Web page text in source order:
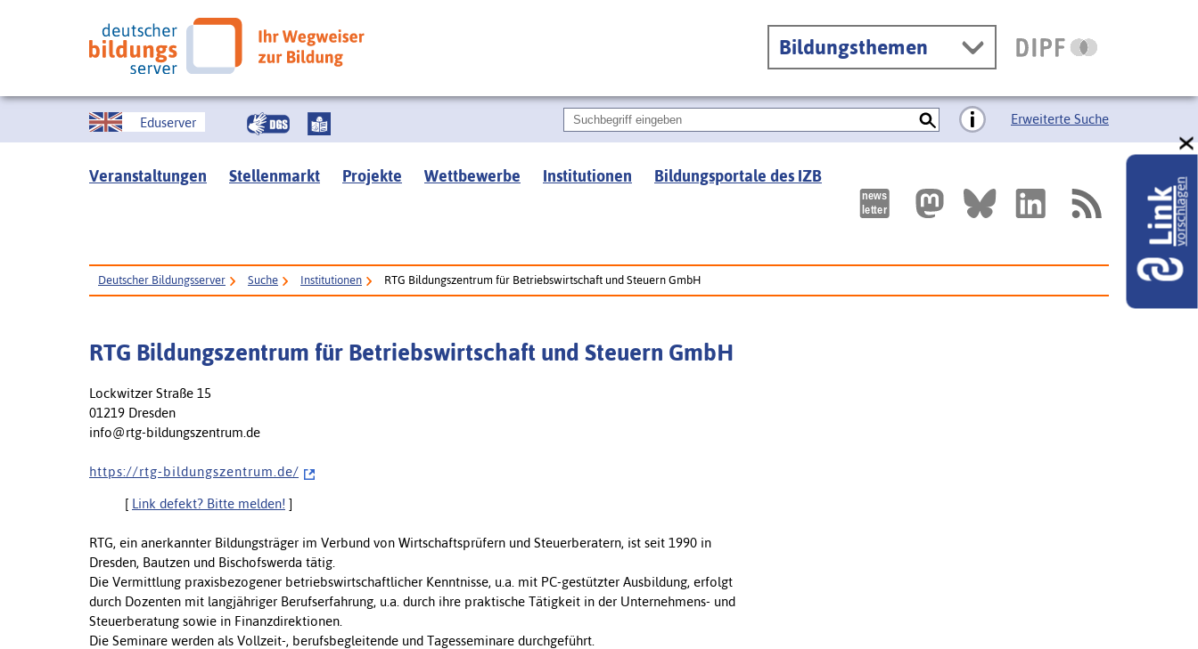
Bildungsthemen
Eduserver Erweiterte Suche
Veranstaltungen Stellenmarkt Projekte Wettbewerbe Institutionen Bildungsportale des IZB
Deutscher Bildungsserver Suche Institutionen RTG Bildungszentrum für Betriebswirtschaft und Steuern GmbH
RTG Bildungszentrum für Betriebswirtschaft und Steuern GmbH
Lockwitzer Straße 15
01219 Dresden
info@rtg-bildungszentrum.de
h t t p s : / / r t g - b i l d u n g s z e n t r u m . d e /
[ Link defekt? Bitte melden! ]
RTG, ein anerkannter Bildungsträger im Verbund von Wirtschaftsprüfern und Steuerberatern, ist seit 1990 in
Dresden, Bautzen und Bischofswerda tätig.
Die Vermittlung praxisbezogener betriebswirtschaftlicher Kenntnisse, u.a. mit PC-gestützter Ausbildung, erfolgt
durch Dozenten mit langjähriger Berufserfahrung, u.a. durch ihre praktische Tätigkeit in der Unternehmens- und
Steuerberatung sowie in Finanzdirektionen.
Die Seminare werden als Vollzeit-, berufsbegleitende und Tagesseminare durchgeführt.
Linkvorschlagen